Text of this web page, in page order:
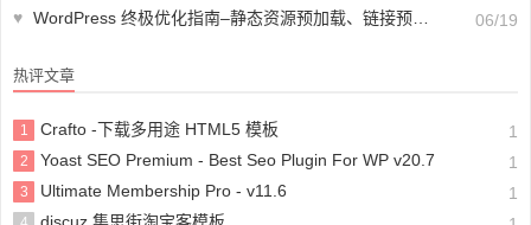
♥ WordPress 终极优化指南–静态资源预加载、链接预取、DNS 预取、网页预渲染、链接预连接 06/19
热评文章
1 Crafto -下载多用途 HTML5 模板 1
2 Yoast SEO Premium - Best Seo Plugin For WP v20.7 1
3 Ultimate Membership Pro - v11.6 1
discuz 集思街淘宝客模板